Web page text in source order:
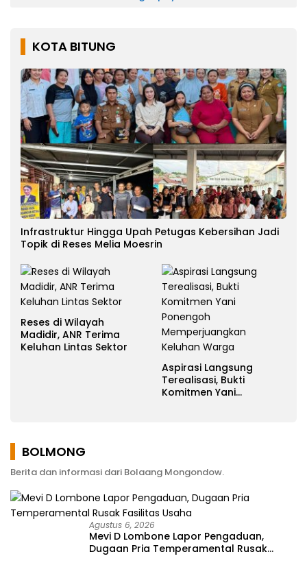
KOTA BITUNG
Infrastruktur Hingga Upah Petugas Kebersihan Jadi
Topik di Reses Melia Moesrin
Reses di Wilayah
Madidir, ANR Terima
Keluhan Lintas Sektor
Aspirasi Langsung
Terealisasi, Bukti
Komitmen Yani
BOLMONG
Berita dan informasi dari Bolaang Mongondow.
Agustus 6, 2026
Mevi D Lombone Lapor Pengaduan,
Dugaan Pria Temperamental Rusak